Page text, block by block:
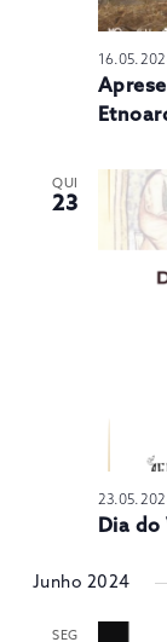
QUI
23
Dia
Junho 2024
SEG